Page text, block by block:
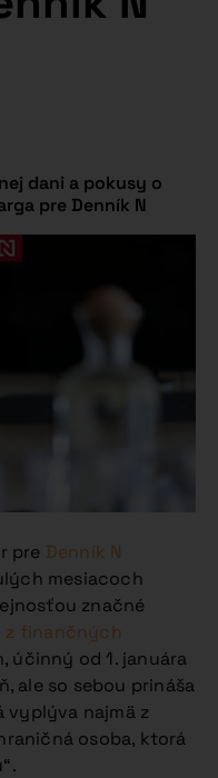
dani a pokusy o
pre Denník N
pre Denník N
mesiacoch
značné
z finančných
účinný od 1. januára
ale so sebou prináša
vyplýva najmä z
osoba, ktorá